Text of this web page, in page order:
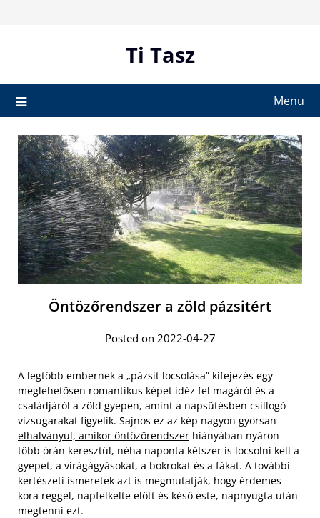
Ti Tasz
Menu
Öntözőrendszer a zöld pázsitért
Posted on 2022-04-27
A legtöbb embernek a „pázsit locsolása” kifejezés egy
meglehetősen romantikus képet idéz fel magáról és a
családjáról a zöld gyepen, amint a napsütésben csillogó
vízsugarakat figyelik. Sajnos ez az kép nagyon gyorsan
elhalványul, amikor öntözőrendszer hiányában nyáron
több órán keresztül, néha naponta kétszer is locsolni kell a
gyepet, a virágágyásokat, a bokrokat és a fákat. A további
kertészeti ismeretek azt is megmutatják, hogy érdemes
kora reggel, napfelkelte előtt és késő este, napnyugta után
megtenni ezt.